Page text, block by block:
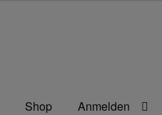
Shop Anmelden